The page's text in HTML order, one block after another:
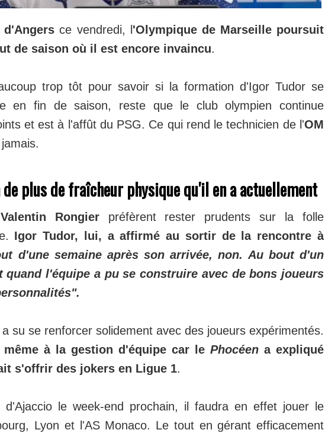
d'Angersce vendredi, l 'Olympique de Marseille poursuit
de saison où il est encore invaincu.
trop tôt pour savoir si la formation d'Igor Tudor se
en fin de saison, reste que le club olympien continue
et est à l'affût du PSG. Ce qui rend le technicien de l'OM
de plus de fraîcheur physique qu'il en a actuellement
Valentin Rongierpréfèrent rester prudents sur la folle
Igor Tudor, lui, a affirmé au sortir de la rencontre à
d'une semaine après son arrivée, non. Au bout d'un
quand l'équipe a pu se construire avec de bons joueurs
su se renforcer solidement avec des joueurs expérimentés.
à la gestion d'équipe car le Phocéen a expliqué
s'offrir des jokers en Ligue 1.
d'Ajaccio le week-end prochain, il faudra en effet jouer le
Lyon et l'AS Monaco. Le tout en gérant efficacement